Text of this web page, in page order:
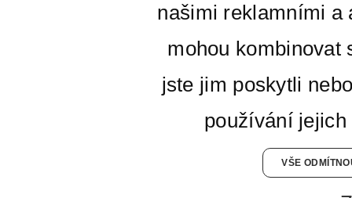
našimi reklamními a
mohou kombinovat
jste jim poskytli
používání
VŠE